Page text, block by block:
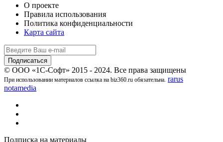
О проекте
Правила использования
Политика конфиденциальности
Карта сайта
© ООО «1С-Софт» 2015 - 2024. Все права защищены
При использовании материалов ссылка на biz360.ru обязательна. rarus
notamedia
Подписка на материалы